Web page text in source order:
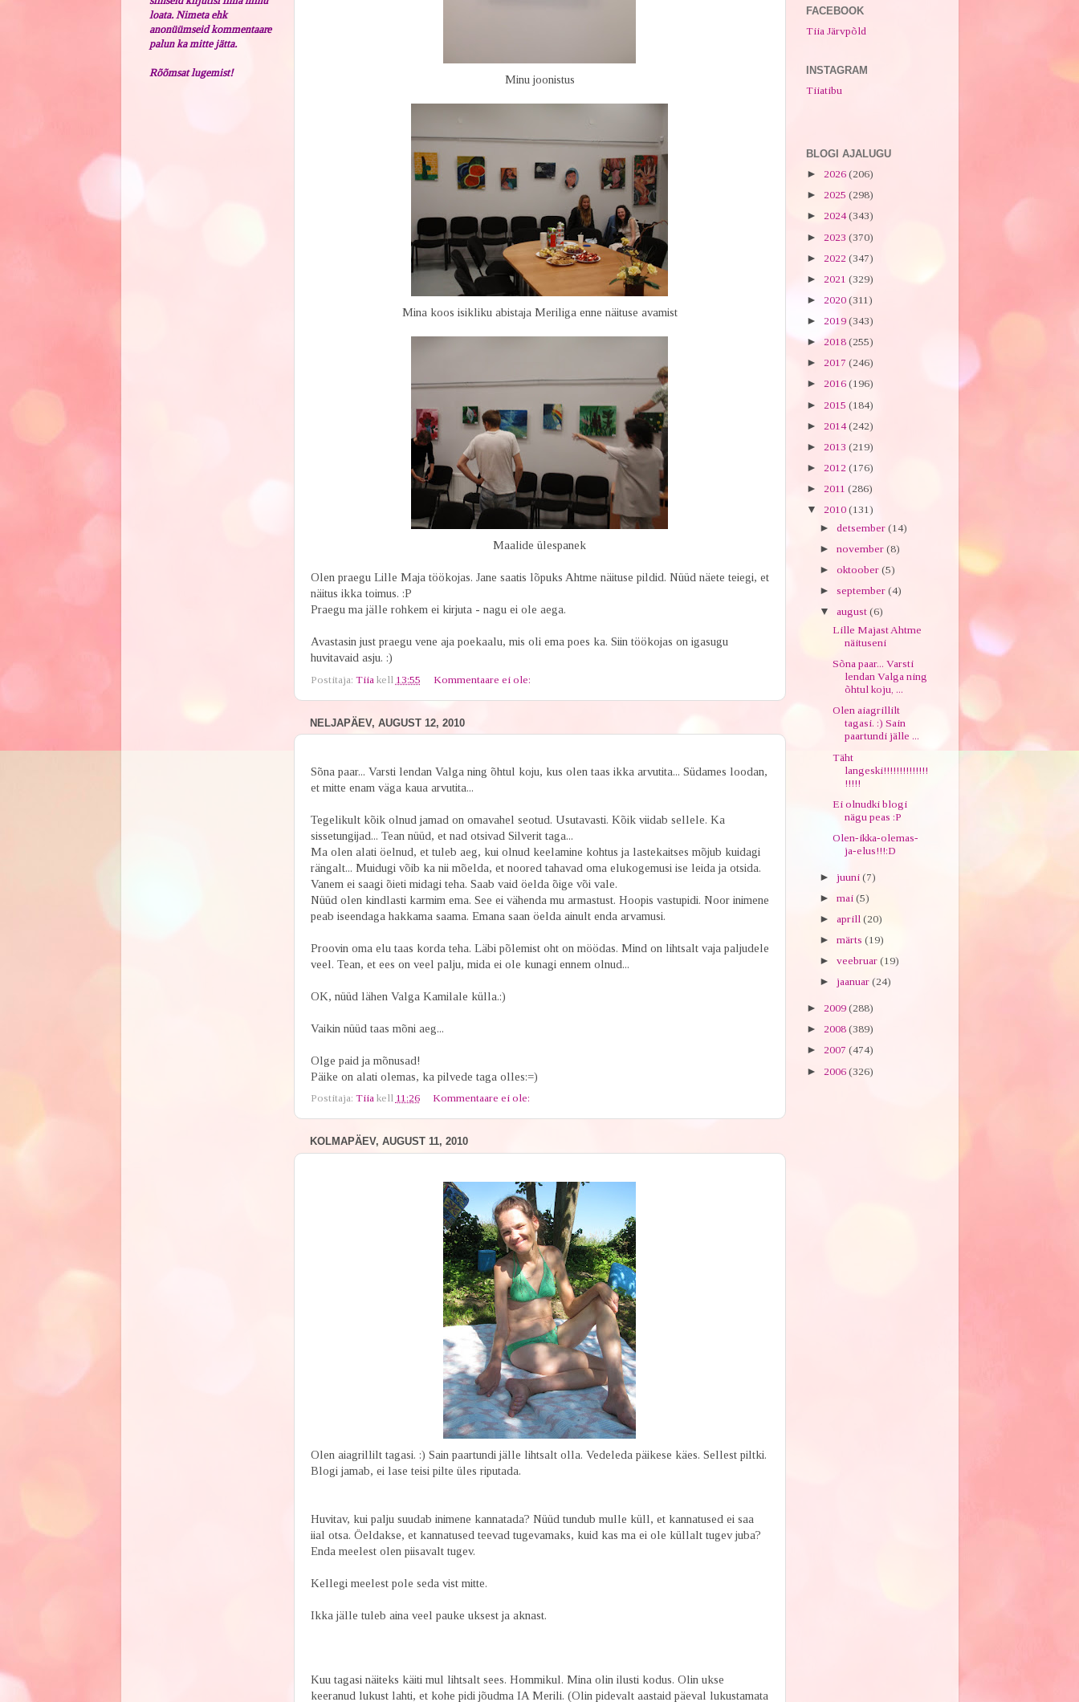
Minu joonistus
Mina koos isikliku abistaja Meriliga enne näituse avamist
Maalide ülespanek
Olen praegu Lille Maja töökojas. Jane saatis lõpuks Ahtme näituse pildid. Nüüd näete teiegi, et
näitus ikka toimus. :P
Praegu ma jälle rohkem ei kirjuta - nagu ei ole aega.
Avastasin just praegu vene aja poekaalu, mis oli ema poes ka. Siin töökojas on igasugu
huvitavaid asju. :)
Postitaja: Tiia kell 13:55 Kommentaare ei ole:
NELJAPÄEV, AUGUST 12, 2010
Sõna paar... Varsti lendan Valga ning õhtul koju, kus olen taas ikka arvutita... Südames loodan,
et mitte enam väga kaua arvutita...
Tegelikult kõik olnud jamad on omavahel seotud. Usutavasti. Kõik viidab sellele. Ka
sissetungijad... Tean nüüd, et nad otsivad Silverit taga...
Ma olen alati öelnud, et tuleb aeg, kui olnud keelamine kohtus ja lastekaitses mõjub kuidagi
rängalt... Muidugi võib ka nii mõelda, et noored tahavad oma elukogemusi ise leida ja otsida.
Vanem ei saagi õieti midagi teha. Saab vaid öelda õige või vale.
Nüüd olen kindlasti karmim ema. See ei vähenda mu armastust. Hoopis vastupidi. Noor inimene
peab iseendaga hakkama saama. Emana saan öelda ainult enda arvamusi.
Proovin oma elu taas korda teha. Läbi põlemist oht on möödas. Mind on lihtsalt vaja paljudele
veel. Tean, et ees on veel palju, mida ei ole kunagi ennem olnud...
OK, nüüd lähen Valga Kamilale külla.:)
Vaikin nüüd taas mõni aeg...
Olge paid ja mõnusad!
Päike on alati olemas, ka pilvede taga olles:=)
Postitaja: Tiia kell 11:26 Kommentaare ei ole:
KOLMAPÄEV, AUGUST 11, 2010
Olen aiagrillilt tagasi. :) Sain paartundi jälle lihtsalt olla. Vedeleda päikese käes. Sellest piltki.
Blogi jamab, ei lase teisi pilte üles riputada.
Huvitav, kui palju suudab inimene kannatada? Nüüd tundub mulle küll, et kannatused ei saa
iial otsa. Öeldakse, et kannatused teevad tugevamaks, kuid kas ma ei ole küllalt tugev juba?
Enda meelest olen piisavalt tugev.
Kellegi meelest pole seda vist mitte.
Ikka jälle tuleb aina veel pauke uksest ja aknast.
Kuu tagasi näiteks käiti mul lihtsalt sees. Hommikul. Mina olin ilusti kodus. Olin ukse
keeranud lukust lahti, et kohe pidi jõudma IA Merili. (Olin pidevalt aastaid päeval lukustamata
loata. Nimeta ehk
anonüümseid kommentaare
palun ka mitte jätta.
Rõõmsat lugemist!
FACEBOOK
Tiia Järvpõld
INSTAGRAM
Tiiatibu
BLOGI AJALUGU
► 2026 (206)
► 2025 (298)
► 2024(343)
► 2023 (370)
► 2022 (347)
► 2021 (329)
► 2020 (311)
► 2019 (343)
► 2018 (255)
► 2017 (246)
► 2016 (196)
► 2015 (184)
► 2014(242)
► 2013 (219)
► 2012 (176)
► 2011 (286)
▼ 2010 (131)
► detsember (14)
► november (8)
► oktoober (5)
► september (4)
▼ august (6)
Lille Majast Ahtme
näituseni
Sõna paar... Varsti
lendan Valga ning
õhtul koju, ...
Olen aiagrillilt
tagasi. :) Sain
paartundi jälle ...
Täht
langeski!!!!!!!!!!!!!!
!!!!!
Ei olnudki blogi
nägu peas :P
Olen-ikka-olemas-
ja-elus!!!:D
► juuni (7)
► mai (5)
► aprill (20)
► märts (19)
► veebruar (19)
► jaanuar (24)
► 2009 (288)
► 2008 (389)
► 2007 (474)
► 2006 (326)